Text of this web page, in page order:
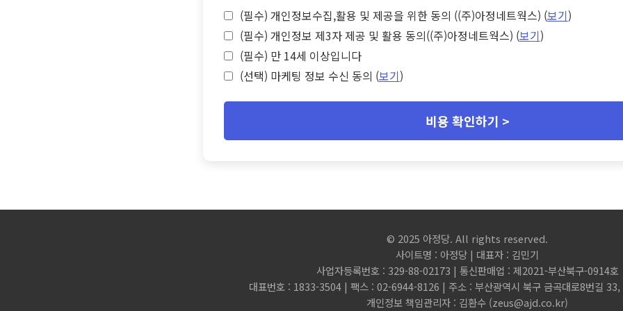
(필수) 개인정보수집,활용 및 제공을 위한 동의 ((주)아정네트웍스) (보기)
(필수) 개인정보 제3자 제공 및 활용 동의((주)아정네트웍스) (보기)
(필수) 만 14세 이상입니다
(선택) 마케팅 정보 수신 동의 (보기)
비용 확인하기 >
© 2025 아정당. All rights reserved.
사이트명 : 아정당 | 대표자 : 김민기
사업자등록번호 : 329-88-02173 | 통신판매업 : 제2021-부산북구-0914호
대표번호 : 1833-3504 | 팩스 : 02-6944-8126 | 주소 : 부산광역시 북구 금곡대로8번길 33,
개인정보 책임관리자 : 김환수 (zeus@ajd.co.kr)